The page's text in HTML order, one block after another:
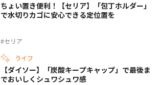
#セリア
ちょい置き便利！【セリア】「包丁ホルダー」
で水切りカゴに安心できる定位置を
ライフ
【ダイソー】「炭酸キープキャップ」で最後ま
でおいしくシュワシュワ感